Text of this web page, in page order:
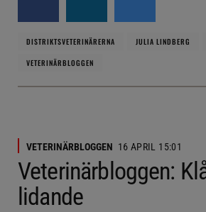
DISTRIKTSVETERINÄRERNA JULIA LINDBERG
VETERINÄRBLOGGEN
VETERINÄRBLOGGEN 16 APRIL 15:01
Veterinärbloggen:
lidande